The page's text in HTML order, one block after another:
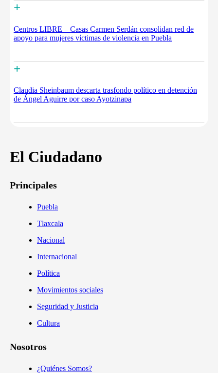
+
Centros LIBRE – Casas Carmen Serdán consolidan red de
apoyo para mujeres víctimas de violencia en Puebla
+
Claudia Sheinbaum descarta trasfondo político en detención
de Ángel Aguirre por caso Ayotzinapa
El Ciudadano
Principales
Puebla
Tlaxcala
Nacional
Internacional
Política
Movimientos sociales
Seguridad y Justicia
Cultura
Nosotros
¿Quiénes Somos?